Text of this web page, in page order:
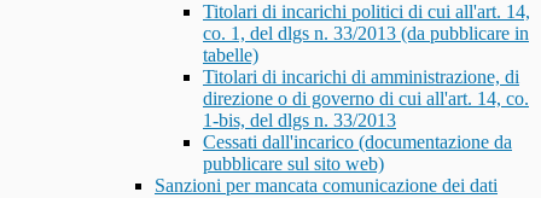
Titolari di incarichi politici di cui all'art. 14,
co. 1, del dlgs n. 33/2013 (da pubblicare in
tabelle)
Titolari di incarichi di amministrazione, di
direzione o di governo di cui all'art. 14, co.
1-bis, del dlgs n. 33/2013
Cessati dall'incarico (documentazione da
pubblicare sul sito web)
Sanzioni per mancata comunicazione dei dati